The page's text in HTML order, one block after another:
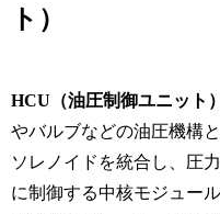
ト）
HCU（油圧制御ユニット）
やバルブなどの油圧機構
ソレノイドを統合し、圧
に制御する中核モジュー